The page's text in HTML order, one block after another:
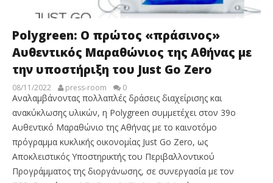
Polygreen: Ο πρώτος «πράσινος»
Αυθεντικός Μαραθώνιος της Αθήνας με
την υποστήριξη του Just Go Zero
08/11/2022 press-room 0
Αναλαμβάνοντας πολλαπλές δράσεις διαχείρισης και
ανακύκλωσης υλικών, η Polygreen συμμετέχει στον 39ο
Αυθεντικό Μαραθώνιο της Αθήνας με το καινοτόμο
πρόγραμμα κυκλικής οικονομίας Just Go Zero, ως
Αποκλειστικός Υποστηρικτής του Περιβαλλοντικού
Προγράμματος της διοργάνωσης, σε συνεργασία με τον